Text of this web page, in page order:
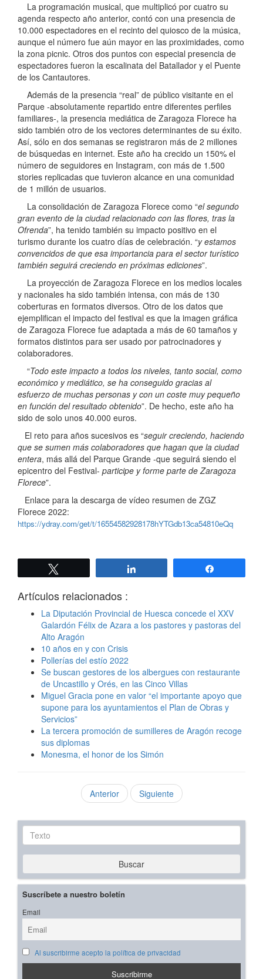
La programación musical, que multiplicó por cuatro su
agenda respecto año anterior, contó con una presencia de
10.000 espectadores en el recinto del quiosco de la música,
aunque el número fue aún mayor en las proximidades, como
la zona picnic. Otros dos puntos con especial presencia de
espectadores fueron la escalinata del Batallador y el Puente
de los Cantautores.
Además de la presencia “real” de público visitante en el
Parque -absolutamente repartido entre diferentes perfiles
familiares-, la presencia mediática de Zaragoza Florece ha
sido también otro de los vectores determinantes de su éxito.
Así, sólo en dos semanas se registraron más de 2 millones
de búsquedas en internet. Este año ha crecido un 150% el
número de seguidores en Instagram, con más de 1.500
stories replicadas que tuvieron alcance en una comunidad
de 1 millón de usuarios.
La consolidación de Zaragoza Florece como “el segundo
gran evento de la ciudad relacionado con las flores, tras la
Ofrenda”, ha tenido también su impacto positivo en el
turismo durante los cuatro días de celebración. “y estamos
convencidos de que esa importancia para el sector turístico
también seguirá creciendo en próximas ediciones”.
La proyección de Zaragoza Florece en los medios locales
y nacionales ha sido también intensa, con más de 130
coberturas en formatos diversos. Otro de los datos que
ejemplifican el impacto del festival es que la imagen gráfica
de Zaragoza Florece fue adaptada a más de 60 tamaños y
formatos distintos para ser usado por patrocinadores y
colaboradores.
“Todo este impacto a todos los niveles, tanto social, como
económico y mediático, se ha conseguido gracias al
esfuerzo de muchas personas y con un coste muy pequeño
en función del resultado obtenido”. De hecho, este año ha
sido de solo unos 40.000 euros.
El reto para años sucesivos es “seguir creciendo, haciendo
que se sumen más colaboradores que hagan que la ciudad
entera, más allá del Parque Grande -que seguirá siendo el
epicentro del Festival- participe y forme parte deZaragoza
Florece”.
Enlace para la descarga de vídeo resumen de ZGZ
Florece 2022:
https://ydray.com/get/t/16554582928178hYTGdb13ca54810eQq
Artículos relacionados :
La Diputación Provincial de Huesca concede el XXV
Galardón Félix de Azara a los pastores y pastoras del
Alto Aragón
10 años en y con Crisis
Pollerías del estío 2022
Se buscan gestores de los albergues con restaurante
de Uncastillo y Orés, en las Cinco Villas
Miguel Gracia pone en valor “el importante apoyo que
supone para los ayuntamientos el Plan de Obras y
Servicios”
La tercera promoción de sumilleres de Aragón recoge
sus diplomas
Monesma, el honor de los Simón
Anterior Siguiente
Texto
Buscar
Suscríbete a nuestro boletín
Email
Al suscribirme acepto la política de privacidad